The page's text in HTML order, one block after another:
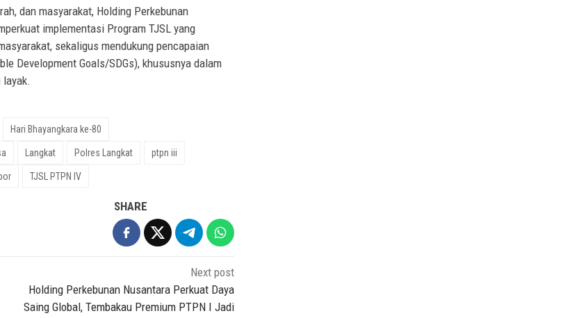
dan masyarakat, Holding Perkebunan
implementasi Program TJSL yang
sekaligus mendukung pencapaian
Development Goals/SDGs), khususnya dalam
Hari Bhayangkara ke-80
Langkat Polres Langkat ptpn iii
TJSL PTPN IV
SHARE
Next post
Holding Perkebunan Nusantara Perkuat Daya
Saing Global, Tembakau Premium PTPN I Jadi